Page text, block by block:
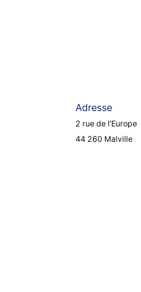
Adresse
2 rue de l’Europe
44 260 Malville